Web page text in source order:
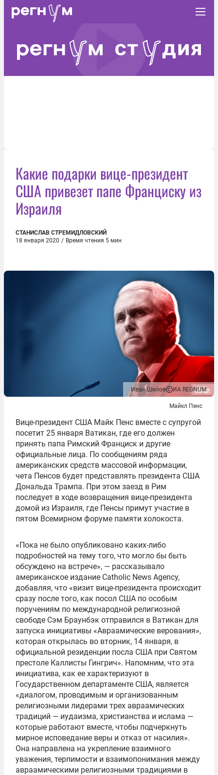
Какие подарки вице-президент
США привезет папе Франциску из
Израиля
СТАНИСЛАВ СТРЕМИДЛОВСКИЙ
18 января 2020 / Время чтения 5 мин
Иван Шилов ИА REGNUM
Майкл Пенс
Вице-президент США Майк Пенс вместе с супругой
посетит 25 января Ватикан, где его должен
принять папа Римский Франциск и другие
официальные лица. По сообщениям ряда
американских средств массовой информации,
чета Пенсов будет представлять президента США
Дональда Трампа. При этом заезд в Рим
последует в ходе возвращения вице-президента
домой из Израиля, где Пенсы примут участие в
пятом Всемирном форуме памяти холокоста.
«Пока не было опубликовано каких-либо
подробностей на тему того, что могло бы быть
обсуждено на встрече», — рассказывало
американское издание Catholic News Agency,
добавляя, что «визит вице-президента происходит
сразу после того, как посол США по особым
поручениям по международной религиозной
свободе Сэм Браунбэк отправился в Ватикан для
запуска инициативы «Авраамические верования»,
которая открылась во вторник, 14 января, в
официальной резиденции посла США при Святом
престоле Каллисты Гингрич». Напомним, что эта
инициатива, как ее характеризуют в
Государственном департаменте США, является
«диалогом, проводимым и организованным
религиозными лидерами трех авраамических
традиций — иудаизма, христианства и ислама —
которые работают вместе, чтобы подчеркнуть
мирное исповедание веры и отказ от насилия».
Она направлена на укрепление взаимного
уважения, терпимости и взаимопонимания между
авраамическими религиозными традициями в